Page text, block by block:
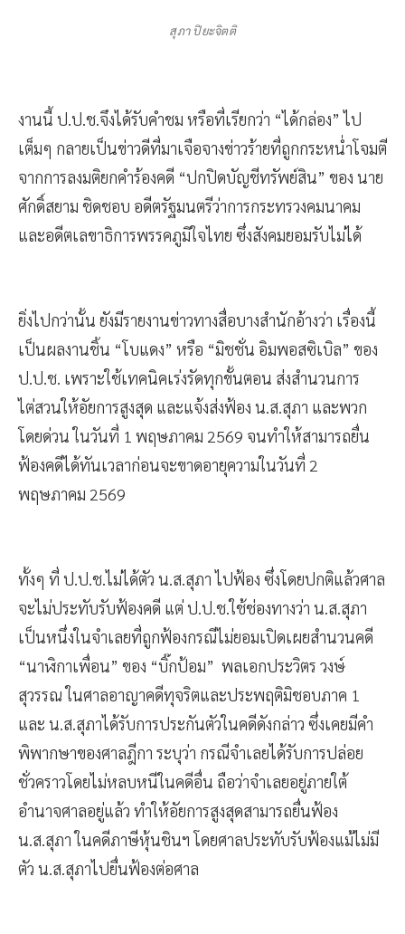
สุภา ปิยะจิตติ
งานนี้ ป.ป.ช.จึงได้รับคำชม หรือที่เรียกว่า “ได้กล่อง” ไป
เต็มๆ กลายเป็นข่าวดีที่มาเจือจางข่าวร้ายที่ถูกกระหน่ำโจมตี
จากการลงมติยกคำร้องคดี “ปกปิดบัญชีทรัพย์สิน” ของ นาย
ศักดิ์สยาม ชิดชอบ อดีตรัฐมนตรีว่าการกระทรวงคมนาคม
และอดีตเลขาธิการพรรคภูมิใจไทย ซึ่งสังคมยอมรับไม่ได้
ยิ่งไปกว่านั้น ยังมีรายงานข่าวทางสื่อบางสำนักอ้างว่า เรื่องนี้
เป็นผลงานชิ้น “โบแดง” หรือ “มิชชั่น อิมพอสซิเบิล” ของ
ป.ป.ช. เพราะใช้เทคนิคเร่งรัดทุกขั้นตอน ส่งสำนวนการ
ไต่สวนให้อัยการสูงสุด และแจ้งส่งฟ้อง น.ส.สุภา และพวก
โดยด่วน ในวันที่ 1 พฤษภาคม 2569 จนทำให้สามารถยื่น
ฟ้องคดีได้ทันเวลาก่อนจะขาดอายุความในวันที่ 2
พฤษภาคม 2569
ทั้งๆ ที่ ป.ป.ช.ไม่ได้ตัว น.ส.สุภา ไปฟ้อง ซึ่งโดยปกติแล้วศาล
จะไม่ประทับรับฟ้องคดี แต่ ป.ป.ช.ใช้ช่องทางว่า น.ส.สุภา
เป็นหนึ่งในจำเลยที่ถูกฟ้องกรณีไม่ยอมเปิดเผยสำนวนคดี
“นาฬิกาเพื่อน” ของ “บิ๊กป้อม” พลเอกประวิตร วงษ์
สุวรรณ ในศาลอาญาคดีทุจริตและประพฤติมิชอบภาค 1
และ น.ส.สุภาได้รับการประกันตัวในคดีดังกล่าว ซึ่งเคยมีคำ
พิพากษาของศาลฎีกา ระบุว่า กรณีจำเลยได้รับการปล่อย
ชั่วคราวโดยไม่หลบหนีในคดีอื่น ถือว่าจำเลยอยู่ภายใต้
อำนาจศาลอยู่แล้ว ทำให้อัยการสูงสุดสามารถยื่นฟ้อง
น.ส.สุภา ในคดีภาษีหุ้นชินฯ โดยศาลประทับรับฟ้องแม้ไม่มี
ตัว น.ส.สุภาไปยื่นฟ้องต่อศาล